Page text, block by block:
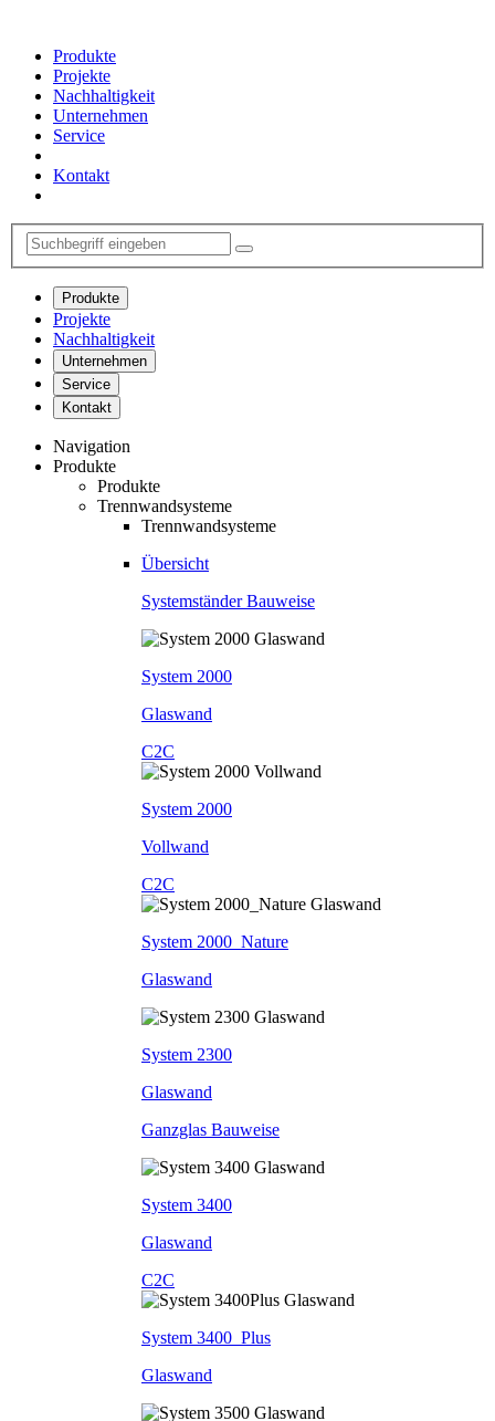
Produkte
Projekte
Nachhaltigkeit
Unternehmen
Service
Kontakt
Produkte
Projekte
Nachhaltigkeit
Unternehmen
Service
Kontakt
Navigation
Produkte
Produkte
Trennwandsysteme
Trennwandsysteme
Übersicht
Systemständer Bauweise
System 2000
Glaswand
C2C
System 2000
Vollwand
C2C
System 2000_Nature
Glaswand
System 2300
Glaswand
Ganzglas Bauweise
System 3400
Glaswand
C2C
System 3400_Plus
Glaswand